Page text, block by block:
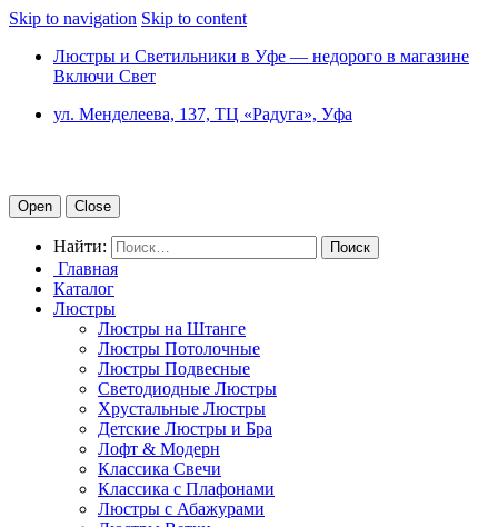
Skip to navigation Skip to content
Люстры и Светильники в Уфе — недорого в магазине
Включи Свет
ул. Менделеева, 137, ТЦ «Радуга», Уфа
Open Close
Найти:
Главная
Каталог
Люстры
Люстры на Штанге
Люстры Потолочные
Люстры Подвесные
Светодиодные Люстры
Хрустальные Люстры
Детские Люстры и Бра
Лофт & Модерн
Классика Свечи
Классика с Плафонами
Люстры с Абажурами